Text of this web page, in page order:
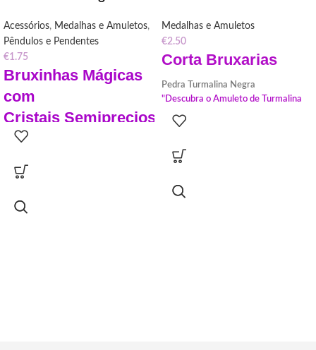
Acessórios, Medalhas e Amuletos,
Pêndulos e Pendentes
€1.75
Bruxinhas Mágicas
com
Cristais Semipreciosos
Bruxinhas:
Do Amor
Da Sorte
Do Dinheiro
Medalhas e Amuletos
€2.50
Corta Bruxarias
Pedra Turmalina Negra
"Descubra o Amuleto de Turmalina
Negra para proteção pessoal. O
Corta Bruxarias bloqueia energias
bolso ou na bolsa. Visite-nos."